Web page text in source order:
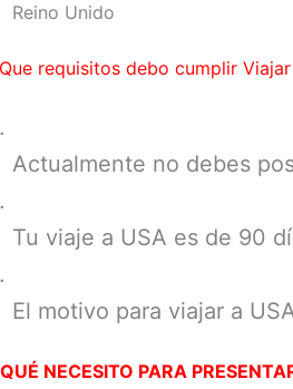
Reino Unido
requisitos debo cumplir
Actualmente no debes
Tu viaje a USA es de 90
El motivo para viajar a
NECESITO PARA